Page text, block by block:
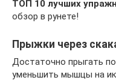
ТОП 10 лучших
обзор в рунете!
Прыжки через
Достаточно прыгать
уменьшить мышцы на